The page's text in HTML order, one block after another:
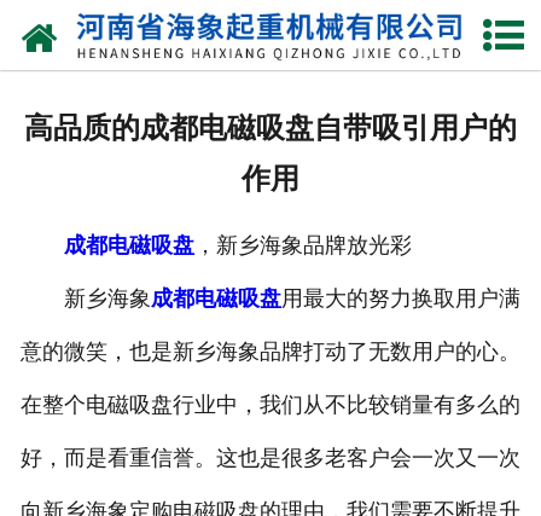
网站首页
厂区一角
案例展示
联系我们
高品质的成都电磁吸盘自带吸引用户的
作用
成都电磁吸盘，新乡海象品牌放光彩
新乡海象成都电磁吸盘用最大的努力换取用户满
意的微笑，也是新乡海象品牌打动了无数用户的心。
在整个电磁吸盘行业中，我们从不比较销量有多么的
好，而是看重信誉。这也是很多老客户会一次又一次